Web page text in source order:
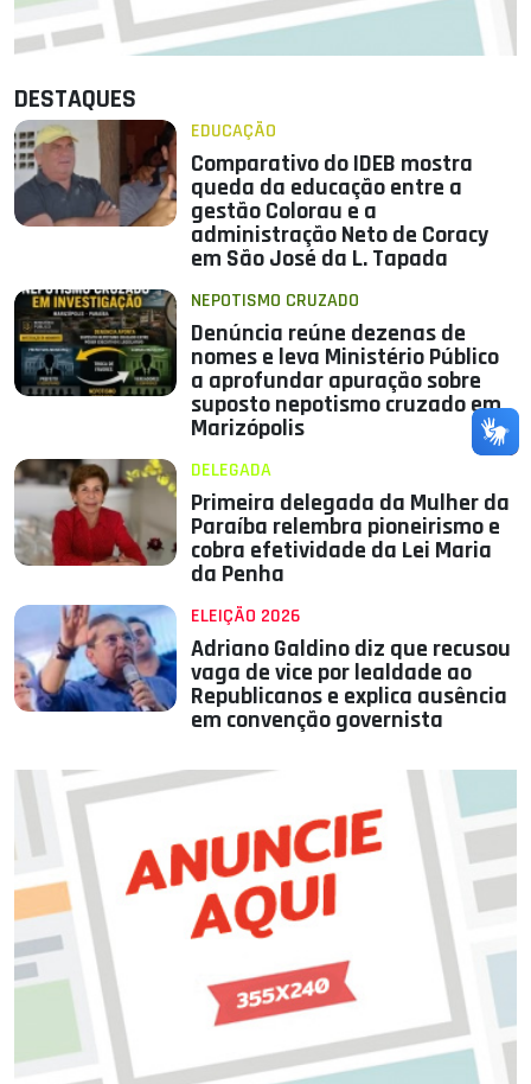
DESTAQUES
EDUCAÇÃO
Comparativo do IDEB mostra
queda da educação entre a
gestão Colorau e a
administração Neto de Coracy
em São José da L. Tapada
NEPOTISMO CRUZADO
Denúncia reúne dezenas de
nomes e leva Ministério Público
a aprofundar apuração sobre
suposto nepotismo cruzado em
Marizópolis
DELEGADA
Primeira delegada da Mulher da
Paraíba relembra pioneirismo e
cobra efetividade da Lei Maria
da Penha
ELEIÇÃO 2026
Adriano Galdino diz que recusou
vaga de vice por lealdade ao
Republicanos e explica ausência
em convenção governista